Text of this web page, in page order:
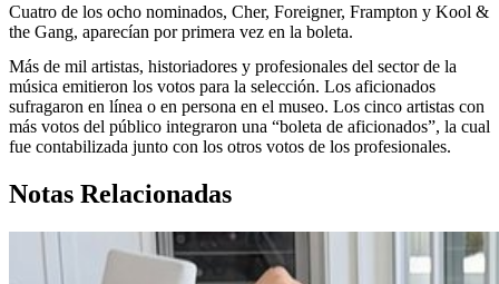
Cuatro de los ocho nominados, Cher, Foreigner, Frampton y Kool &
the Gang, aparecían por primera vez en la boleta.
Más de mil artistas, historiadores y profesionales del sector de la
música emitieron los votos para la selección. Los aficionados
sufragaron en línea o en persona en el museo. Los cinco artistas con
más votos del público integraron una “boleta de aficionados”, la cual
fue contabilizada junto con los otros votos de los profesionales.
Notas Relacionadas